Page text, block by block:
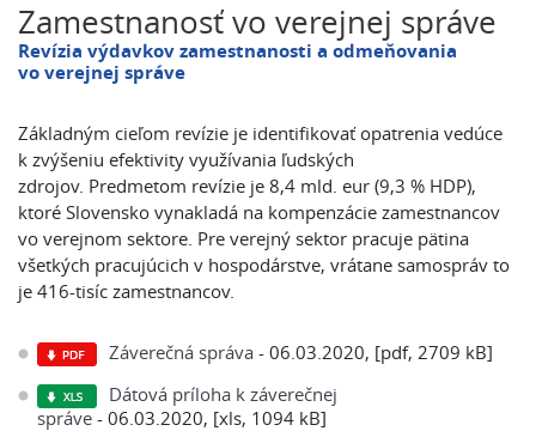
Zamestnanosť vo verejnej správe
Revízia výdavkov zamestnanosti a odmeňovania
vo verejnej správe
Základným cieľom revízie je identifikovať opatrenia vedúce
k zvýšeniu efektivity využívania ľudských
zdrojov. Predmetom revízie je 8,4 mld. eur (9,3 % HDP),
ktoré Slovensko vynakladá na kompenzácie zamestnancov
vo verejnom sektore. Pre verejný sektor pracuje pätina
všetkých pracujúcich v hospodárstve, vrátane samospráv to
je 416-tisíc zamestnancov.
Záverečná správa - 06.03.2020, [pdf, 2709 kB]
Dátová príloha k záverečnej
správe - 06.03.2020, [xls, 1094 kB]